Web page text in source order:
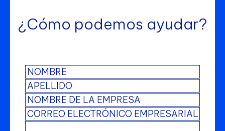
¿Cómo podemos ayudar?